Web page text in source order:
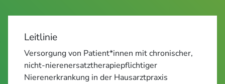
Leitlinie
Versorgung von Patient*innen mit chronischer,
nicht-nierenersatztherapiepflichtiger
Nierenerkrankung in der Hausarztpraxis